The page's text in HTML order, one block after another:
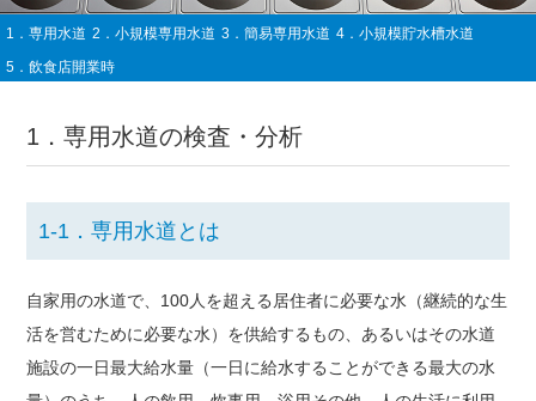
1．専用水道 2．小規模専用水道 3．簡易専用水道 4．小規模貯水槽水道
5．飲食店開業時
1．専用水道の検査・分析
1-1．専用水道とは
自家用の水道で、100人を超える居住者に必要な水（継続的な生
活を営むために必要な水）を供給するもの、あるいはその水道
施設の一日最大給水量（一日に給水することができる最大の水